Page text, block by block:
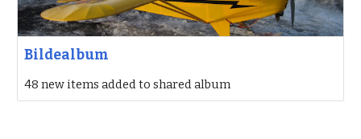
Bildealbum
48 new items added to shared album